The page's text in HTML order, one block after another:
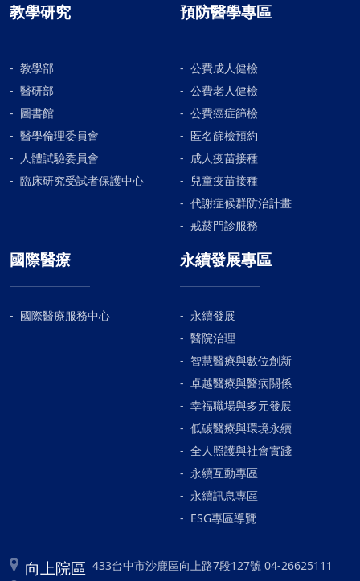
教學研究
教學部
醫研部
圖書館
醫學倫理委員會
人體試驗委員會
臨床研究受試者保護中心
預防醫學專區
公費成人健檢
公費老人健檢
公費癌症篩檢
匿名篩檢預約
成人疫苗接種
兒童疫苗接種
代謝症候群防治計畫
戒菸門診服務
國際醫療
國際醫療服務中心
永續發展專區
永續發展
醫院治理
智慧醫療與數位創新
卓越醫療與醫病關係
幸福職場與多元發展
低碳醫療與環境永續
全人照護與社會實踐
永續互動專區
永續訊息專區
ESG專區導覽
向上院區 433台中市沙鹿區向上路7段127號 04-26625111